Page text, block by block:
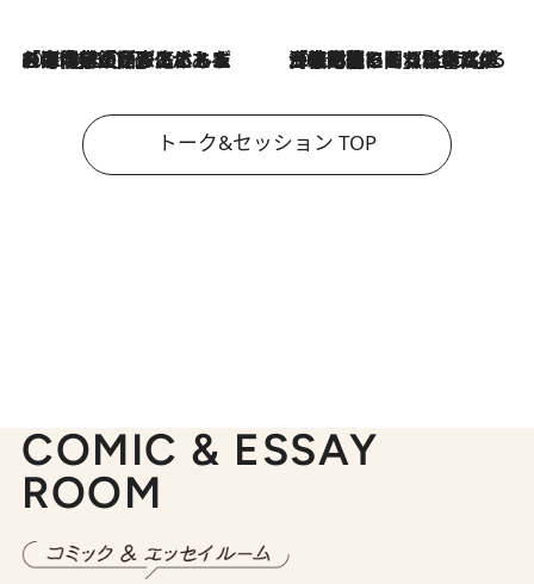
2026.8.3
「今後値上げがあるとすれば…」「リスクがあるのは今年の冬」エネルギー専門家が語る、ホルムズ海峡封鎖が家庭にもたらす“ある心配” 2026.8.3
「住宅建てられない…」「サーチャージ料の高値が続いている」ホルムズ海峡封鎖による影響はいつまで続く？《エネルギー専門家に聞く“どうなる日本の暮らし”》
トーク&セッション TOP
COMIC & ESSAY
ROOM